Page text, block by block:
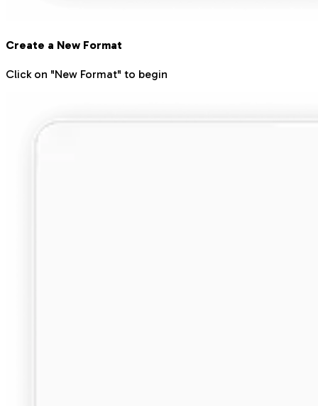
Create a New Format
Click on "New Format" to begin